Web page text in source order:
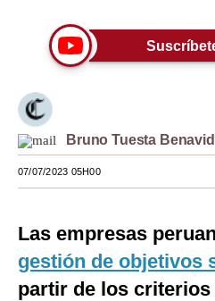
Moda
Estilos
Mundo
EEUU
México
Internacional
Tecnología
Bruno Tuesta
07/07/2023 05H00
Las empresas
gestión de objetivos
partir de los criterios